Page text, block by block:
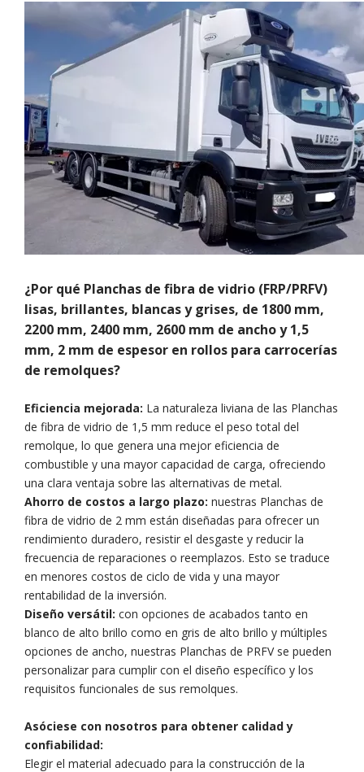
¿Por qué Planchas de fibra de vidrio (FRP/PRFV)
lisas, brillantes, blancas y grises, de 1800 mm,
2200 mm, 2400 mm, 2600 mm de ancho y 1,5
mm, 2 mm de espesor en rollos para carrocerías
de remolques?
Eficiencia mejorada: La naturaleza liviana de las Planchas
de fibra de vidrio de 1,5 mm reduce el peso total del
remolque, lo que genera una mejor eficiencia de
combustible y una mayor capacidad de carga, ofreciendo
una clara ventaja sobre las alternativas de metal.
Ahorro de costos a largo plazo: nuestras Planchas de
fibra de vidrio de 2 mm están diseñadas para ofrecer un
rendimiento duradero, resistir el desgaste y reducir la
frecuencia de reparaciones o reemplazos. Esto se traduce
en menores costos de ciclo de vida y una mayor
rentabilidad de la inversión.
Diseño versátil: con opciones de acabados tanto en
blanco de alto brillo como en gris de alto brillo y múltiples
opciones de ancho, nuestras Planchas de PRFV se pueden
personalizar para cumplir con el diseño específico y los
requisitos funcionales de sus remolques.
Asóciese con nosotros para obtener calidad y
confiabilidad:
Elegir el material adecuado para la construcción de la